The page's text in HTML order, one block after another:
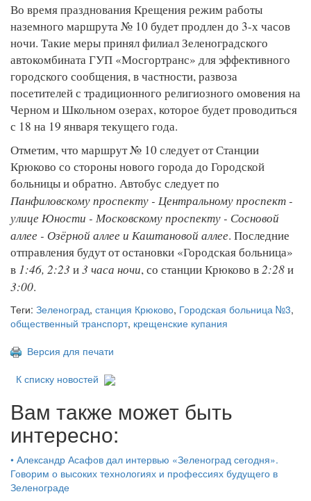
Во время празднования Крещения режим работы
наземного маршрута № 10 будет продлен до 3-х часов
ночи. Такие меры принял филиал Зеленоградского
автокомбината ГУП «Мосгортранс» для эффективного
городского сообщения, в частности, развоза
посетителей с традиционного религиозного омовения на
Черном и Школьном озерах, которое будет проводиться
с 18 на 19 января текущего года.
Отметим, что маршрут № 10 следует от Станции
Крюково со стороны нового города до Городской
больницы и обратно. Автобус следует по
Панфиловскому проспекту - Центральному проспект -
улице Юности - Московскому проспекту - Сосновой
аллее - Озёрной аллее и Каштановой аллее. Последние
отправления будут от остановки «Городская больница»
в 1:46, 2:23 и3 часа ночи, со станции Крюково в 2:28и
3:00.
Теги: Зеленоград, станция Крюково, Городская больница №3,
общественный транспорт, крещенские купания
Версия для печати
К списку новостей
Вам также может быть
интересно:
• Александр Асафов дал интервью «Зеленоград сегодня».
Говорим о высоких технологиях и профессиях будущего в
Зеленограде